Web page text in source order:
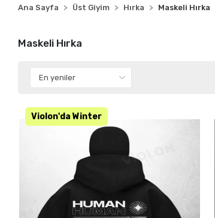
Ana Sayfa Üst Giyim Hırka Maskeli Hırka
Maskeli Hırka